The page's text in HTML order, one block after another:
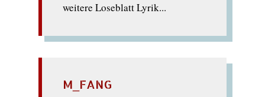
weitere Loseblatt Lyrik...
M_FANG